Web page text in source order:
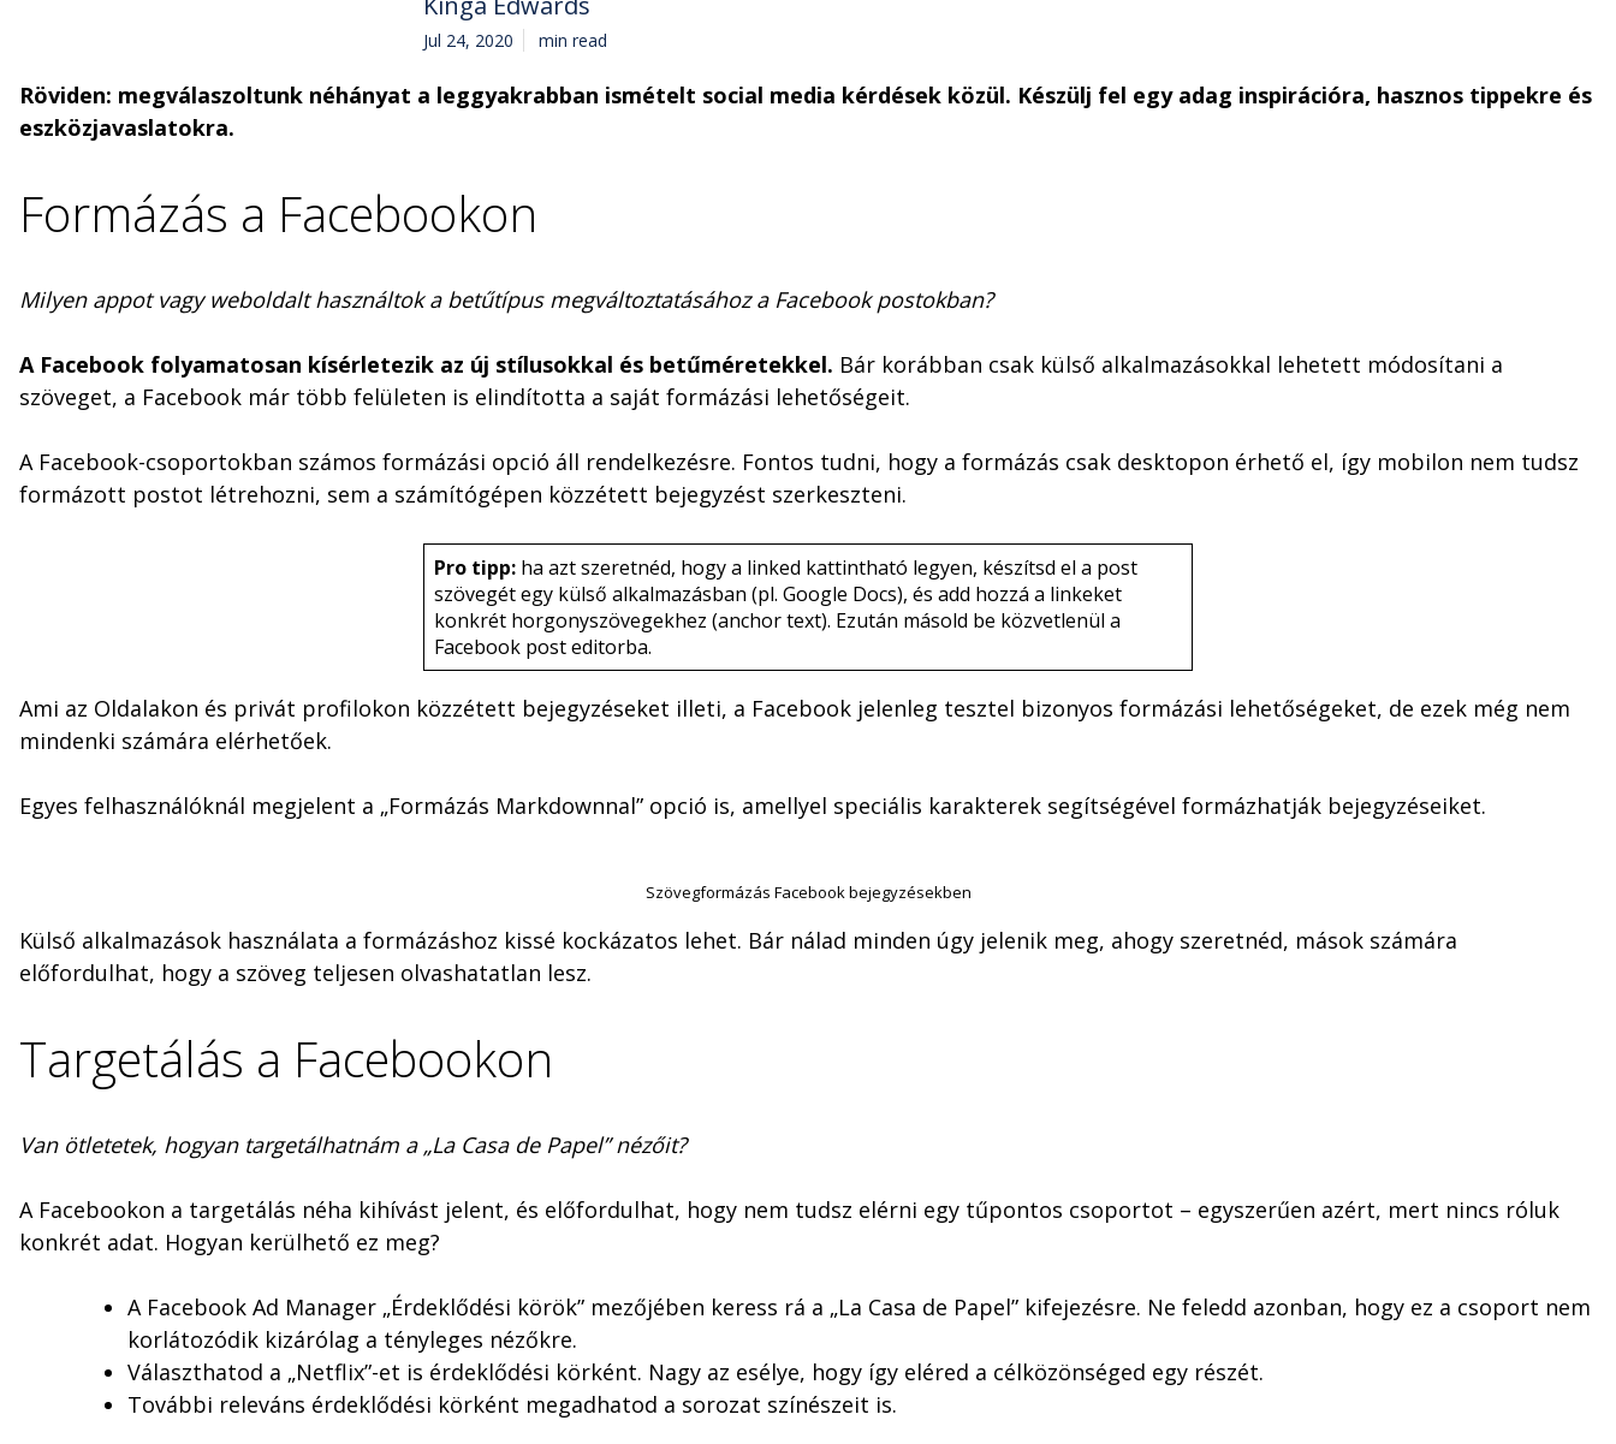
Jul 24, 2020 min read
Röviden: megválaszoltunk néhányat a leggyakrabban ismételt social media kérdések közül. Készülj fel egy adag inspirációra, hasznos tippekre és
eszközjavaslatokra.
Formázás a Facebookon
Milyen appot vagy weboldalt használtok a betűtípus megváltoztatásához a Facebook postokban?
A Facebook folyamatosan kísérletezik az új stílusokkal és betűméretekkel. Bár korábban csak külső alkalmazásokkal lehetett módosítani a
szöveget, a Facebook már több felületen is elindította a saját formázási lehetőségeit.
A Facebook-csoportokban számos formázási opció áll rendelkezésre. Fontos tudni, hogy a formázás csak desktopon érhető el, így mobilon nem tudsz
formázott postot létrehozni, sem a számítógépen közzétett bejegyzést szerkeszteni.
Pro tipp: ha azt szeretnéd, hogy a linked kattintható legyen, készítsd el a post
szövegét egy külső alkalmazásban (pl. Google Docs), és add hozzá a linkeket
konkrét horgonyszövegekhez (anchor text). Ezután másold be közvetlenül a
Facebook post editorba.
Ami az Oldalakon és privát profilokon közzétett bejegyzéseket illeti, a Facebook jelenleg tesztel bizonyos formázási lehetőségeket, de ezek még nem
mindenki számára elérhetőek.
Egyes felhasználóknál megjelent a „Formázás Markdownnal” opció is, amellyel speciális karakterek segítségével formázhatják bejegyzéseiket.
Szövegformázás Facebook bejegyzésekben
Külső alkalmazások használata a formázáshoz kissé kockázatos lehet. Bár nálad minden úgy jelenik meg, ahogy szeretnéd, mások számára
előfordulhat, hogy a szöveg teljesen olvashatatlan lesz.
Targetálás a Facebookon
Van ötletetek, hogyan targetálhatnám a „La Casa de Papel” nézőit?
A Facebookon a targetálás néha kihívást jelent, és előfordulhat, hogy nem tudsz elérni egy tűpontos csoportot – egyszerűen azért, mert nincs róluk
konkrét adat. Hogyan kerülhető ez meg?
A Facebook Ad Manager „Érdeklődési körök” mezőjében keress rá a „La Casa de Papel” kifejezésre. Ne feledd azonban, hogy ez a csoport nem
korlátozódik kizárólag a tényleges nézőkre.
Választhatod a „Netflix”-et is érdeklődési körként. Nagy az esélye, hogy így eléred a célközönséged egy részét.
További releváns érdeklődési körként megadhatod a sorozat színészeit is.